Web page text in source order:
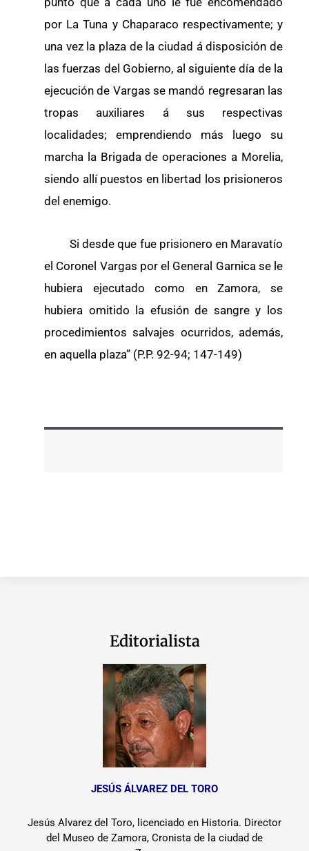
por La Tuna y Chaparaco respectivamente; y
una vez la plaza de la ciudad á disposición de
las fuerzas del Gobierno, al siguiente día de la
ejecución de Vargas se mandó regresaran las
tropas auxiliares á sus respectivas
localidades; emprendiendo más luego su
marcha la Brigada de operaciones a Morelia,
siendo allí puestos en libertad los prisioneros
del enemigo.
Si desde que fue prisionero en Maravatío
el Coronel Vargas por el General Garnica se le
hubiera ejecutado como en Zamora, se
hubiera omitido la efusión de sangre y los
procedimientos salvajes ocurridos, además,
en aquella plaza” (P.P. 92-94; 147-149)
Editorialista
JESÚS ÁLVAREZ DEL TORO
Jesús Alvarez del Toro, licenciado en Historia. Director
del Museo de Zamora, Cronista de la ciudad de